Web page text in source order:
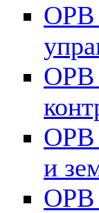
ОРВ
ОРВ
ОРВ
и
ОРВ